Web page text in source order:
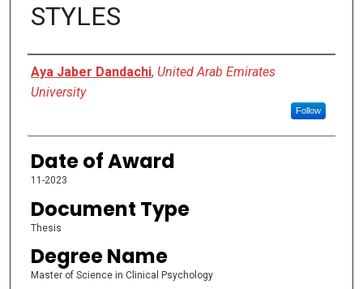
STYLES
Author
Aya Jaber Dandachi, United Arab Emirates
University
Follow
Date of Award
11-2023
Document Type
Thesis
Degree Name
Master of Science in Clinical Psychology